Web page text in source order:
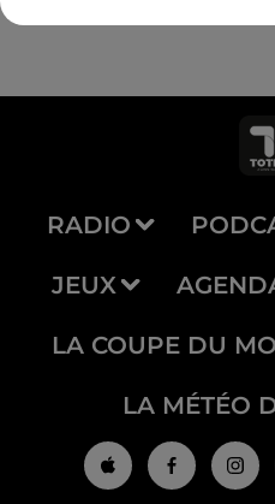
RADIO
JEUX
LA COUPE DU
LA MÉTÉO